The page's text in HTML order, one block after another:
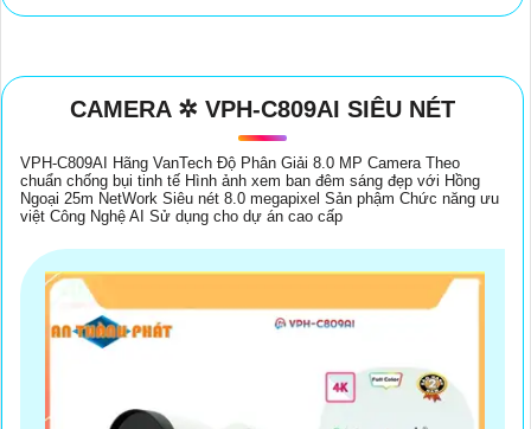
CAMERA ✲ VPH-C809AI SIÊU NÉT
VPH-C809AI Hãng VanTech Độ Phân Giải 8.0 MP Camera Theo
chuẩn chống bụi tinh tế Hình ảnh xem ban đêm sáng đẹp với Hồng
Ngoại 25m NetWork Siêu nét 8.0 megapixel Sản phậm Chức năng ưu
việt Công Nghệ AI Sử dụng cho dự án cao cấp